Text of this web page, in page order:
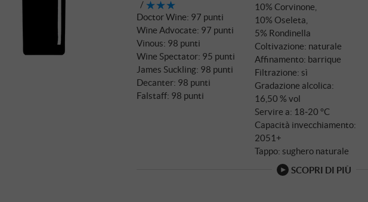
Doctor Wine: 97 punti
Wine Advocate: 97 punti
Vinous: 98 punti
Wine Spectator: 95 punti
James Suckling: 98 punti
Decanter: 98 punti
Falstaff: 98 punti
10% Corvinone,
10% Oseleta,
5% Rondinella
Coltivazione: naturale
Affinamento: barrique
Filtrazione: sì
Gradazione alcolica:
16,50 % vol
Servire a: 18‑20 °C
Capacità invecchiamento:
2051+
Tappo: sughero naturale
SCOPRI DI PIÙ